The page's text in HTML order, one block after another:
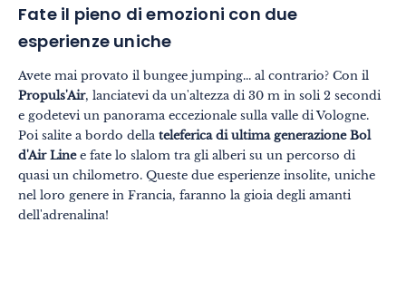
Insolito
Gastronomia
Benessere
Cultura & patrimonio
Know-how
Viaggio responsabile
Fate il pieno di emozioni con due
esperienze uniche
Avete mai provato il bungee jumping... al contrario? Con il
Propuls'Air, lanciatevi da un'altezza di 30 m in soli 2 secondi
e godetevi un panorama eccezionale sulla valle di Vologne.
Poi salite a bordo della teleferica di ultima generazione Bol
d'Air Linee fate lo slalom tra gli alberi su un percorso di
quasi un chilometro. Queste due esperienze insolite, uniche
nel loro genere in Francia, faranno la gioia degli amanti
dell'adrenalina!